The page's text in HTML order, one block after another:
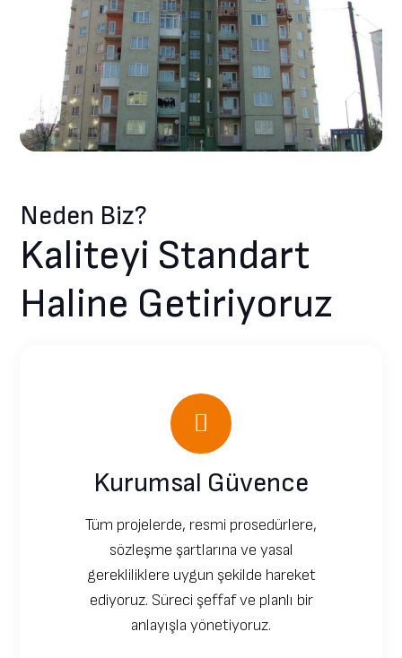
Neden Biz?
Kaliteyi Standart
Haline Getiriyoruz
Kurumsal Güvence
Tüm projelerde, resmi prosedürlere,
sözleşme şartlarına ve yasal
gerekliliklere uygun şekilde hareket
ediyoruz. Süreci şeffaf ve planlı bir
anlayışla yönetiyoruz.